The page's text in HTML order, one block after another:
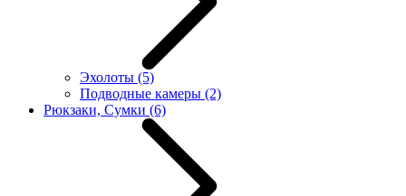
Эхолоты (5)
Подводные камеры (2)
Рюкзаки, Сумки (6)